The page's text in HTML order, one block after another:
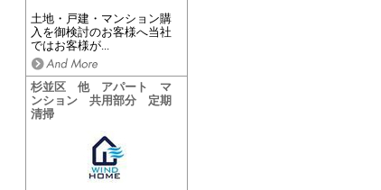
土地・戸建・マンション購
入を御検討のお客様へ当社
ではお客様が...
杉並区 他 アパート マ
ンション 共用部分 定期
清掃